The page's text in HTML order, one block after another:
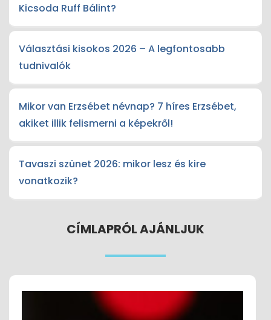
Kicsoda Ruff Bálint?
Választási kisokos 2026 – A legfontosabb
tudnivalók
Mikor van Erzsébet névnap? 7 híres Erzsébet,
akiket illik felismerni a képekről!
Tavaszi szünet 2026: mikor lesz és kire
vonatkozik?
CÍMLAPRÓL AJÁNLJUK